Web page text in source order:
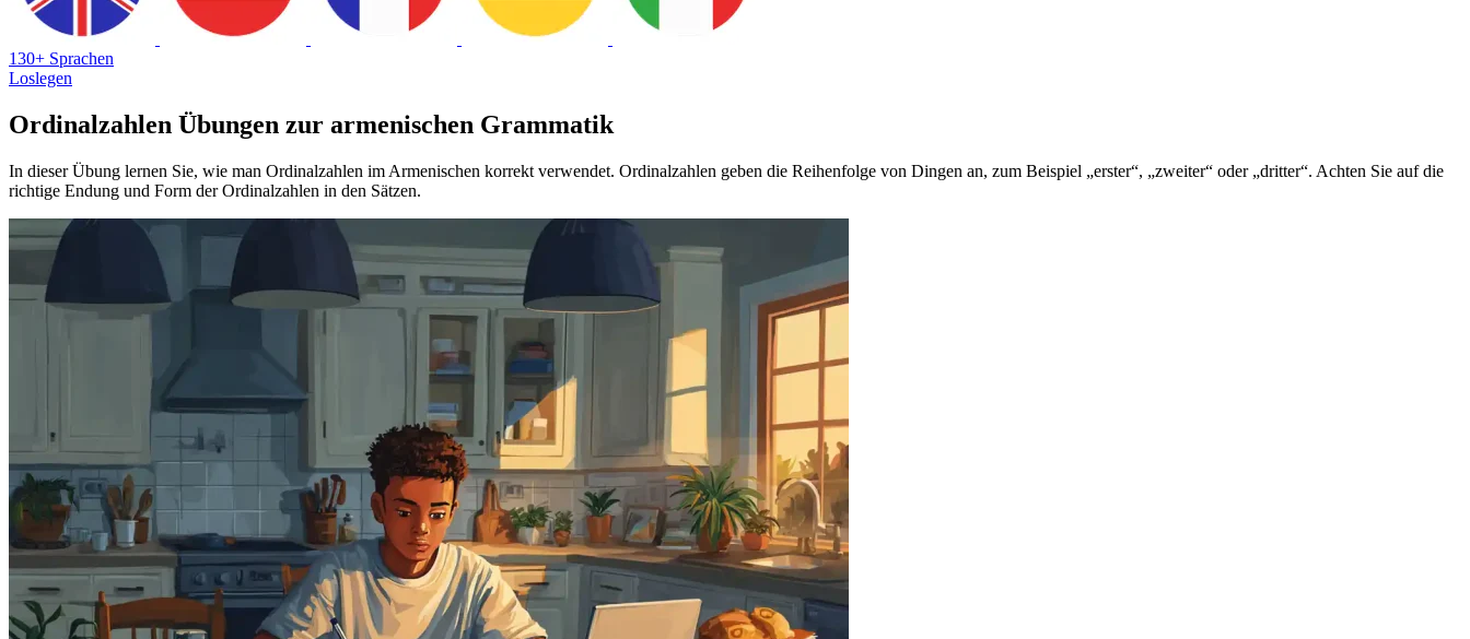
130+ Sprachen
Loslegen
Ordinalzahlen Übungen zur armenischen Grammatik
In dieser Übung lernen Sie, wie man Ordinalzahlen im Armenischen korrekt verwendet. Ordinalzahlen geben die Reihenfolge von Dingen an, zum Beispiel „erster“, „zweiter“ oder „dritter“. Achten Sie auf die
richtige Endung und Form der Ordinalzahlen in den Sätzen.